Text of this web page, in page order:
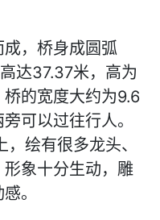
，桥身成圆弧
达37.37米，高为
的宽度大约为9.6
可以过往行人。
绘有很多龙头、
象十分生动，雕
。